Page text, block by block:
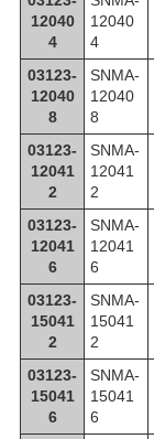
12040
4
12040
4
03123-
12040
8
SNMA-
12040
8
03123-
12041
2
SNMA-
12041
2
03123-
12041
6
SNMA-
12041
6
03123-
15041
2
SNMA-
15041
2
03123-
15041
6
SNMA-
15041
6